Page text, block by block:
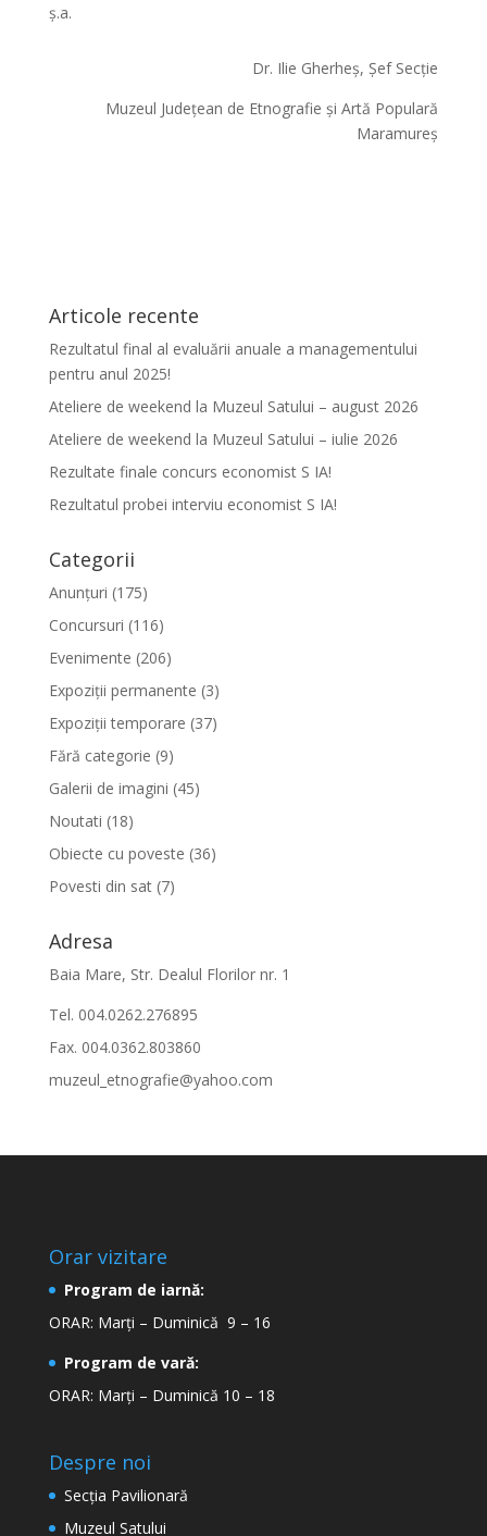
ș.a.
Dr. Ilie Gherheș, Șef Secție
Muzeul Județean de Etnografie și Artă Populară
Maramureș
Articole recente
Rezultatul final al evaluării anuale a managementului
pentru anul 2025!
Ateliere de weekend la Muzeul Satului – august 2026
Ateliere de weekend la Muzeul Satului – iulie 2026
Rezultate finale concurs economist S IA!
Rezultatul probei interviu economist S IA!
Categorii
Anunțuri (175)
Concursuri (116)
Evenimente (206)
Expoziții permanente (3)
Expoziții temporare (37)
Fără categorie (9)
Galerii de imagini (45)
Noutati (18)
Obiecte cu poveste (36)
Povesti din sat(7)
Adresa
Baia Mare, Str. Dealul Florilor nr. 1
Tel. 004.0262.276895
Fax. 004.0362.803860
muzeul_etnografie@yahoo.com
Orar vizitare
Program de iarnă:
ORAR: Marți – Duminică 9 – 16
Program de vară:
ORAR: Marți – Duminică 10 – 18
Despre noi
Secţia Pavilionară
Muzeul Satului